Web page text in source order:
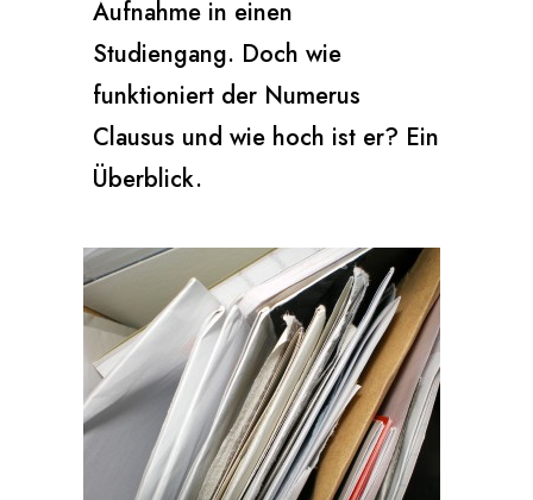
Aufnahme in einen
Studiengang. Doch wie
funktioniert der Numerus
Clausus und wie hoch ist er? Ein
Überblick.